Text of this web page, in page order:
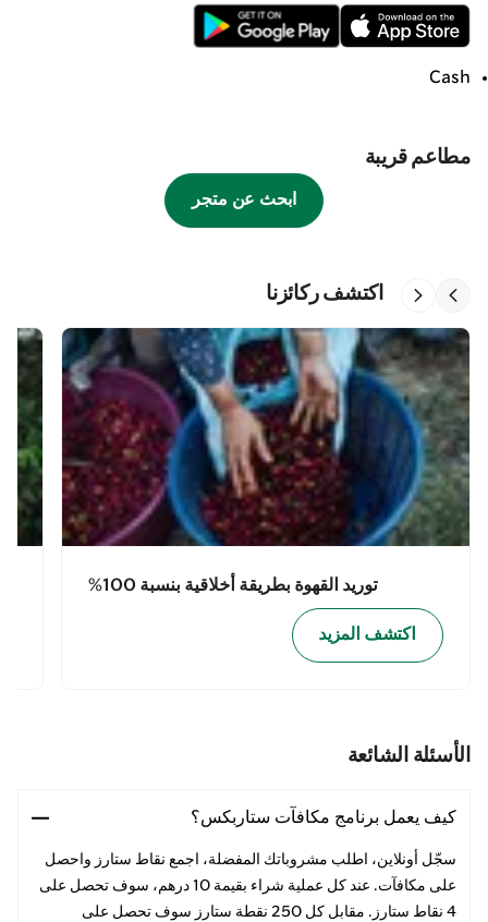
Cash
مطاعم قريبة
ابحث عن متجر
اكتشف ركائزنا
توريد القهوة بطريقة أخلاقية بنسبة 100%
اكتشف المزيد
الأسئلة الشائعة
كيف يعمل برنامج مكافآت ستاربكس؟
سجّل أونلاين، اطلب مشروباتك المفضلة، اجمع نقاط ستارز واحصل
على مكافآت. عند كل عملية شراء بقيمة 10 درهم، سوف تحصل على
4 نقاط ستارز. مقابل كل 250 نقطة ستارز سوف تحصل على